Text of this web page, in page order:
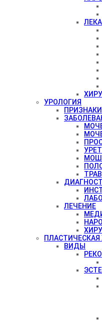
УРОЛОГИЯ
ЛЕЧЕНИЕ
ПЛАСТИЧЕСКАЯ
ВИДЫ